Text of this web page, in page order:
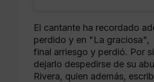
El cantante ha recordado
perdido y en "La graciosa",
final arriesgo y perdió. Por
dejarlo despedirse de su
Rivera, quien además,